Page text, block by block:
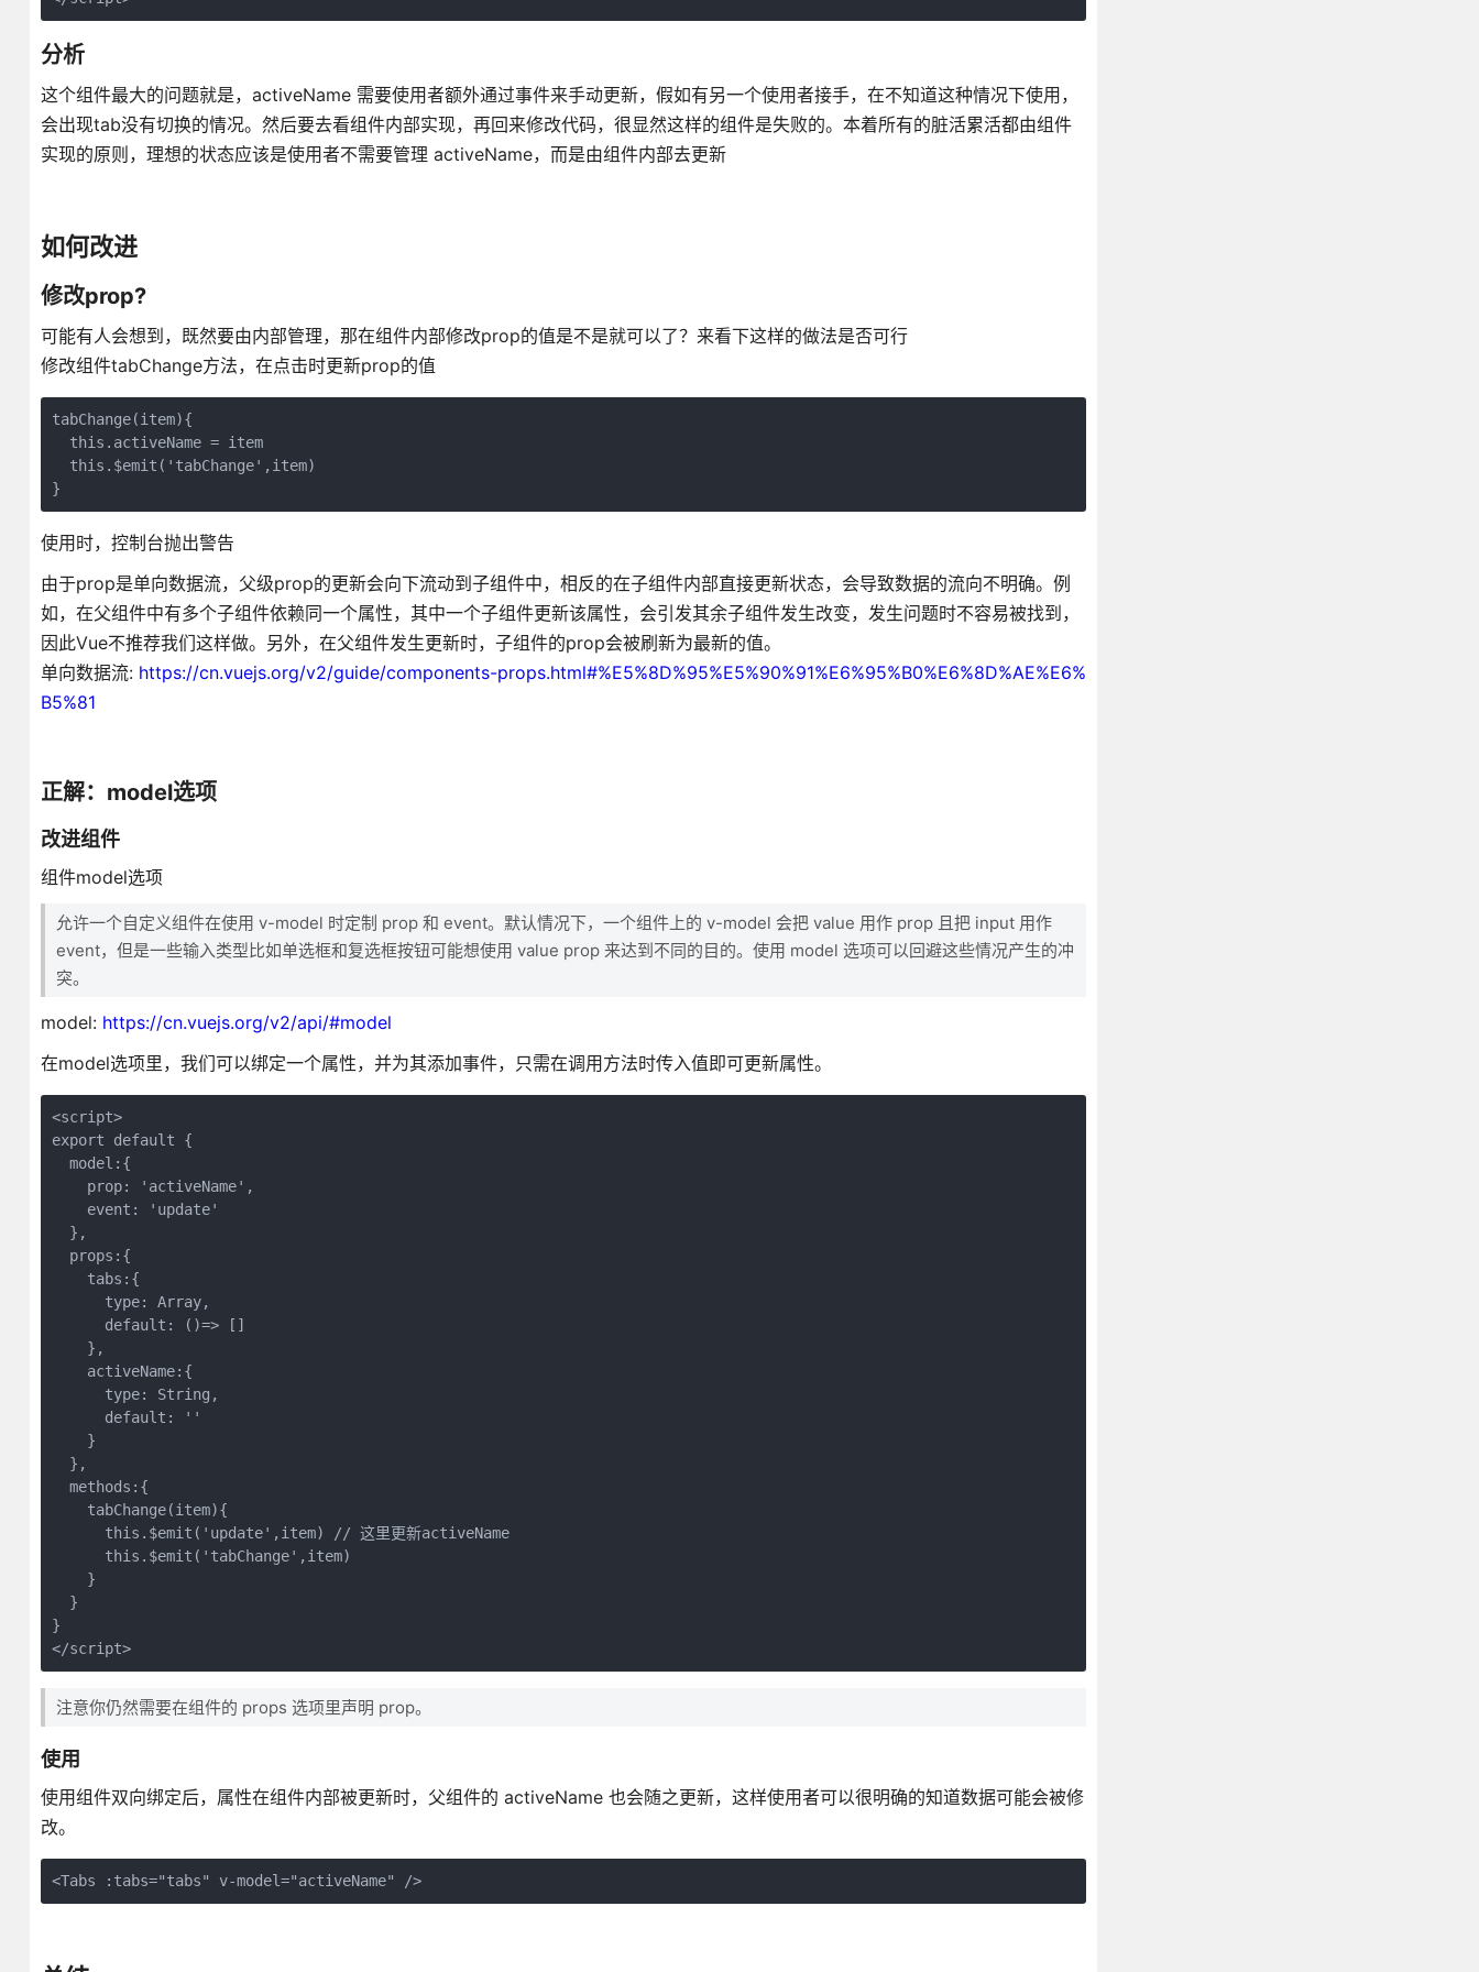
分析
这个组件最大的问题就是，activeName 需要使用者额外通过事件来手动更新，假如有另一个使用者接手，在不知道这种情况下使用，
会出现tab没有切换的情况。然后要去看组件内部实现，再回来修改代码，很显然这样的组件是失败的。本着所有的脏活累活都由组件
实现的原则，理想的状态应该是使用者不需要管理 activeName，而是由组件内部去更新
如何改进
修改prop?
可能有人会想到，既然要由内部管理，那在组件内部修改prop的值是不是就可以了？来看下这样的做法是否可行
修改组件tabChange方法，在点击时更新prop的值
tabChange(item){
  this.activeName = item
  this.$emit('tabChange',item)
}
使用时，控制台抛出警告
由于prop是单向数据流，父级prop的更新会向下流动到子组件中，相反的在子组件内部直接更新状态，会导致数据的流向不明确。例
如，在父组件中有多个子组件依赖同一个属性，其中一个子组件更新该属性，会引发其余子组件发生改变，发生问题时不容易被找到，
因此Vue不推荐我们这样做。另外，在父组件发生更新时，子组件的prop会被刷新为最新的值。
单向数据流: https://cn.vuejs.org/v2/guide/components-props.html#%E5%8D%95%E5%90%91%E6%95%B0%E6%8D%AE%E6%
B5%81
正解：model选项
改进组件
组件model选项
允许一个自定义组件在使用 v-model 时定制 prop 和 event。默认情况下，一个组件上的 v-model 会把 value 用作 prop 且把 input 用作
event，但是一些输入类型比如单选框和复选框按钮可能想使用 value prop 来达到不同的目的。使用 model 选项可以回避这些情况产生的冲
突。
model: https://cn.vuejs.org/v2/api/#model
在model选项里，我们可以绑定一个属性，并为其添加事件，只需在调用方法时传入值即可更新属性。
<script>
export default {
  model:{
    prop: 'activeName',
    event: 'update'
  },
  props:{
    tabs:{
      type: Array,
      default: ()=> []
    },
    activeName:{
      type: String,
      default: ''
    }
  },
  methods:{
    tabChange(item){
      this.$emit('update',item) // 这里更新activeName
      this.$emit('tabChange',item)
    }
  }
}
</script>
注意你仍然需要在组件的 props 选项里声明 prop。
使用
使用组件双向绑定后，属性在组件内部被更新时，父组件的 activeName 也会随之更新，这样使用者可以很明确的知道数据可能会被修
改。
<Tabs :tabs="tabs" v-model="activeName" />